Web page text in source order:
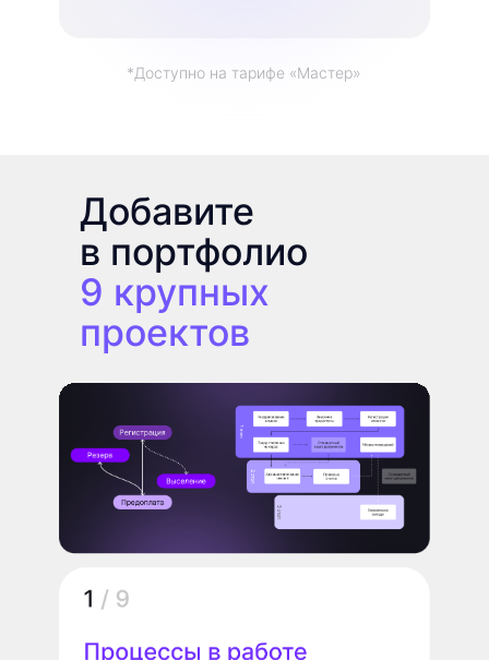
*Доступно на тарифе «Мастер»
Добавите
в портфолио
9 крупных
проектов